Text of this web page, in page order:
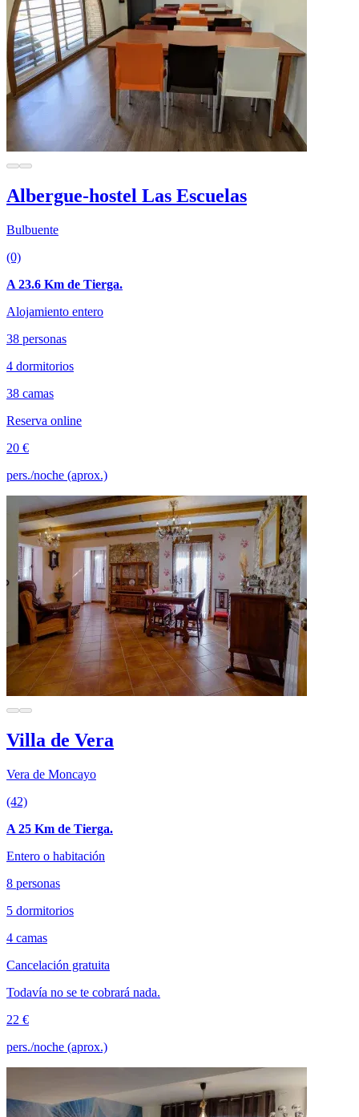
Albergue-hostel Las Escuelas
Bulbuente
(0)
A 23.6 Km de Tierga.
Alojamiento entero
38 personas
4 dormitorios
38 camas
Reserva online
20 €
pers./noche (aprox.)
Villa de Vera
Vera de Moncayo
(42)
A 25 Km de Tierga.
Entero o habitación
8 personas
5 dormitorios
4 camas
Cancelación gratuita
Todavía no se te cobrará nada.
22 €
pers./noche (aprox.)